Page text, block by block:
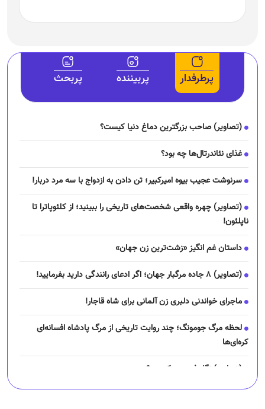
غذای نئاندرتال‌ها چه بود؟
سرنوشت عجیب بیوه امیرکبیر؛ تن دادن به ازدواج با سه مرد دربار!
ناپلئون!
داستان غم انگیز «زشت‌ترین زن جهان»
(تصاویر) ۸ جاده مرگبار جهان؛ اگر ادعای رانندگی دارید بفرمایید!
ماجرای خواندنی دلبری زن آلمانی برای شاه قاجار!
لحظه مرگ جومونگ؛ چند روایت تاریخی از مرگ پادشاه افسانه‌ای
کره‌ای‌ها
(تصاویر) نگار فرهمند کیست؟
چرا رانندگان اسنپ می‌خواهند اعتصاب کنند؟
خبرهای جذاب از فوتبال ایران و جهان